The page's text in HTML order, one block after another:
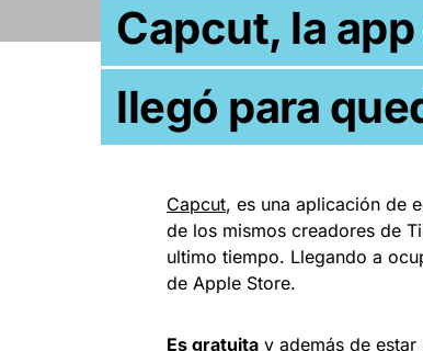
Capcut, la
llegó para
Capcut, es una aplicación de
de los mismos creadores de
ultimo tiempo. Llegando a
de Apple Store.
Es gratuita y además de